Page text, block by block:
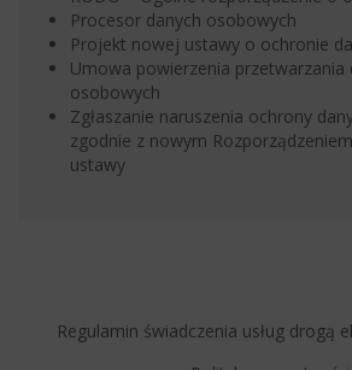
Procesor danych osobowych
Projekt nowej ustawy o ochronie
Umowa powierzenia przetwarzania
osobowych
Zgłaszanie naruszenia ochrony
zgodnie z nowym
ustawy
Regulamin świadczenia usług drogą